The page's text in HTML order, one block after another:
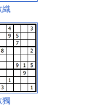
織
獨